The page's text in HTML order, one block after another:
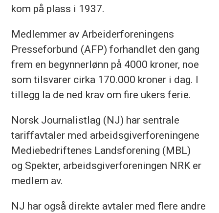
kom på plass i 1937.
Medlemmer av Arbeiderforeningens
Presseforbund (AFP) forhandlet den gang
frem en begynnerlønn på 4000 kroner, noe
som tilsvarer cirka 170.000 kroner i dag. I
tillegg la de ned krav om fire ukers ferie.
Norsk Journalistlag (NJ) har sentrale
tariffavtaler med arbeidsgiverforeningene
Mediebedriftenes Landsforening (MBL)
og Spekter, arbeidsgiverforeningen NRK er
medlem av.
NJ har også direkte avtaler med flere andre